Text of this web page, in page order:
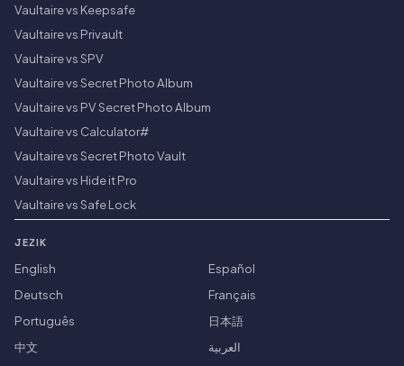
Vaultaire vs Keepsafe
Vaultaire vs Privault
Vaultaire vs SPV
Vaultaire vs Secret Photo Album
Vaultaire vs PV Secret Photo Album
Vaultaire vs Calculator#
Vaultaire vs Secret Photo Vault
Vaultaire vs Hide it Pro
Vaultaire vs Safe Lock
JEZIK
English
Español
Deutsch
Français
Português
日本語
中文
العربية